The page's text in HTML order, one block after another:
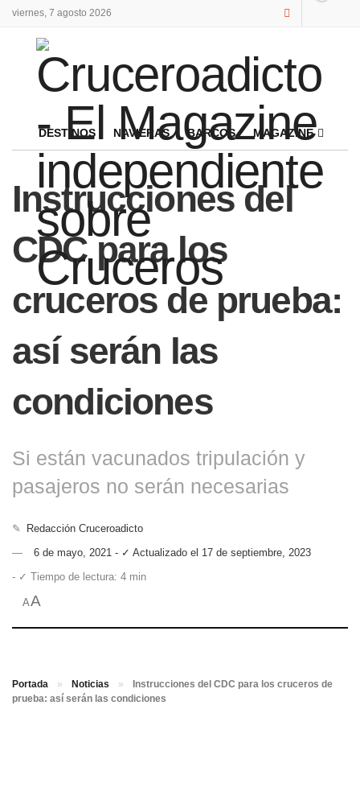
viernes, 7 agosto 2026
DESTINOS NAVIERAS BARCOS MAGAZINE
Instrucciones del
CDC para los
cruceros de prueba:
así serán las
condiciones
Si están vacunados tripulación y
pasajeros no serán necesarias
✎
Redacción Cruceroadicto
6 de mayo, 2021 - ✓ Actualizado el 17 de septiembre, 2023
- ✓ Tiempo de lectura: 4 min
AA
Portada » Noticias »
Instrucciones del CDC para los cruceros de
prueba: así serán las condiciones